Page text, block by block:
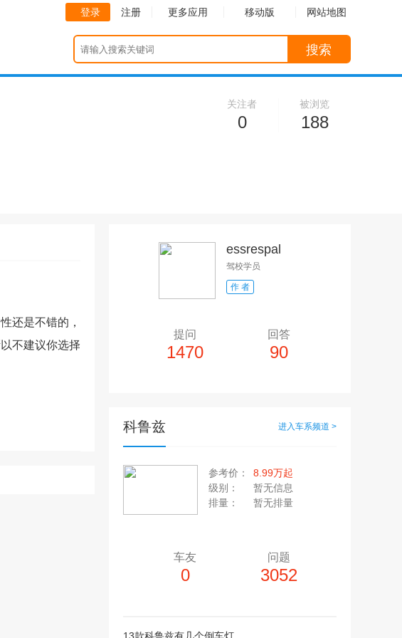
登录 注册 更多应用 移动版 网站地图
搜索
被浏览
188
关注者
0
还是不错的，
不建议你选择
essrespal
驾校学员
作 者
提问
1470
回答
90
科鲁兹 进入车系频道 >
参考价：
8.99万起
级别：
暂无信息
排量：
暂无排量
车友
0
问题
3052
上传视频最多10个，单个视频小于200M